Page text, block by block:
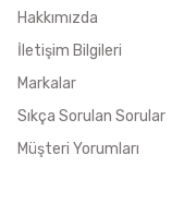
Hakkımızda
İletişim Bilgileri
Markalar
Sıkça Sorulan Sorular
Müşteri Yorumları